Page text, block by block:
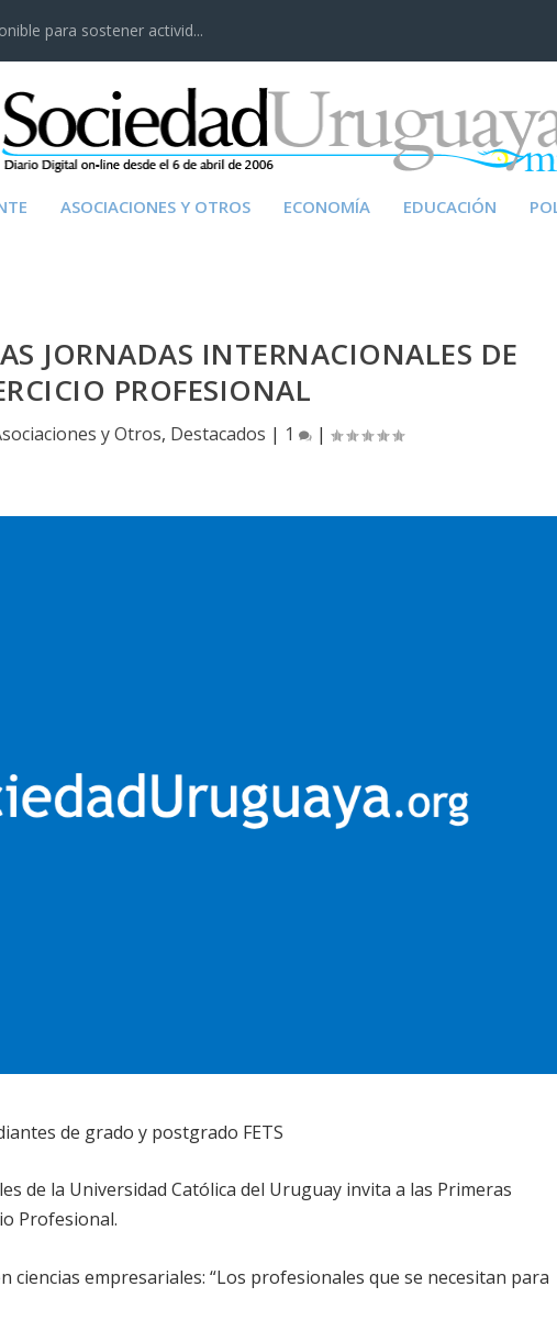
para sostener activid...
ASOCIACIONES Y OTROS ECONOMÍA EDUCACIÓN
JORNADAS INTERNACIONALES DE
PROFESIONAL
y Otros, Destacados | 1 |
de grado y postgrado FETS
de la Universidad Católica del Uruguay invita a las Primeras
Profesional.
ciencias empresariales: “Los profesionales que se necesitan para